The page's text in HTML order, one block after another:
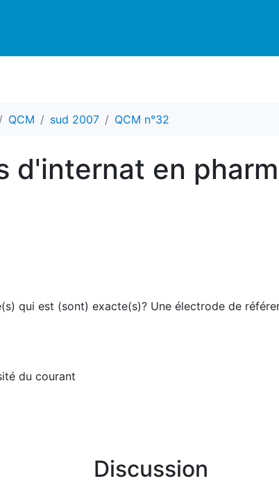
QCM sud 2007 QCM n°32
d'internat en
qui est (sont) exacte(s)? Une électrode de
du courant
Discussion